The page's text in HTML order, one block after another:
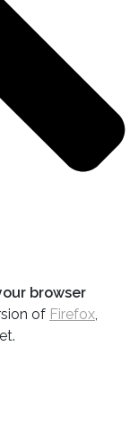
browser
of Firefox,